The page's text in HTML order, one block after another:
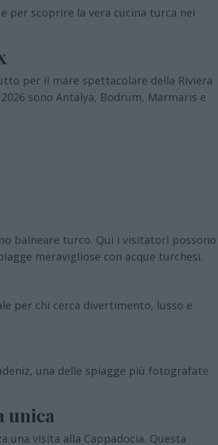
per scoprire la vera cucina turca nei
per il mare spettacolare della Riviera
sono Antalya, Bodrum, Marmaris e
balneare turco. Qui i visitatori possono
meravigliose con acque turchesi.
per chi cerca divertimento, lusso e
una delle spiagge più fotografate
unica
una visita alla Cappadocia. Questa